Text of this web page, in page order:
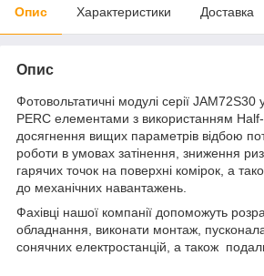
Опис Характеристики Доставка
Опис
Фотовольтатичні модулі серії JAM72S30
PERC елементами з використанням Half-
досягнення вищих параметрів відбою
роботи в умовах затінення, зниження
гарячих точок на поверхні комірок, а
до механічних навантажень.
Фахівці нашої компанії допоможуть
обладнання, виконати монтаж,
сонячних електростанцій, а також